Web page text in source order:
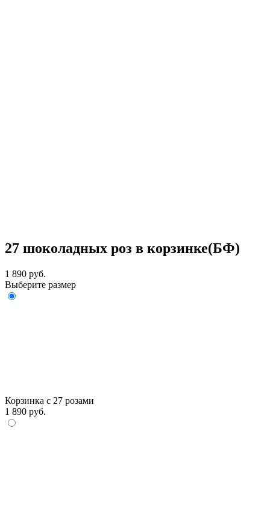
27 шоколадных роз в корзинке(БФ)
1 890 руб.
Выберите размер
Корзинка с 27 розами
1 890 руб.